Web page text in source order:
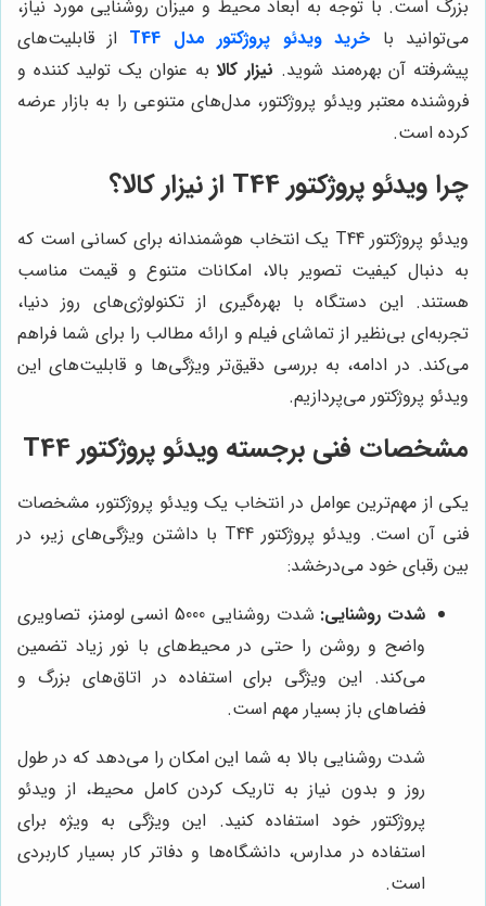
بزرگ است. با توجه به ابعاد محیط و میزان روشنایی مورد نیاز،
می‌توانید با خرید ویدئو پروژکتور مدل T44
از قابلیت‌های
پیشرفته آن بهره‌مند شوید. نیزار کالابه عنوان یک تولید کننده و
فروشنده معتبر ویدئو پروژکتور، مدل‌های متنوعی را به بازار عرضه
کرده است.
چرا ویدئو پروژکتور T44 از نیزار کالا؟
ویدئو پروژکتور T44 یک انتخاب هوشمندانه برای کسانی است که
به دنبال کیفیت تصویر بالا، امکانات متنوع و قیمت مناسب
هستند. این دستگاه با بهره‌گیری از تکنولوژی‌های روز دنیا،
تجربه‌ای بی‌نظیر از تماشای فیلم و ارائه مطالب را برای شما فراهم
می‌کند. در ادامه، به بررسی دقیق‌تر ویژگی‌ها و قابلیت‌های این
ویدئو پروژکتور می‌پردازیم.
مشخصات فنی برجسته ویدئو پروژکتور T44
یکی از مهم‌ترین عوامل در انتخاب یک ویدئو پروژکتور، مشخصات
فنی آن است. ویدئو پروژکتور T44 با داشتن ویژگی‌های زیر، در
بین رقبای خود می‌درخشد:
شدت روشنایی:
شدت روشنایی 5000 انسی لومنز، تصاویری
واضح و روشن را حتی در محیط‌های با نور زیاد تضمین
می‌کند. این ویژگی برای استفاده در اتاق‌های بزرگ و
فضاهای باز بسیار مهم است.
شدت روشنایی بالا به شما این امکان را می‌دهد که در طول
روز و بدون نیاز به تاریک کردن کامل محیط، از ویدئو
پروژکتور خود استفاده کنید. این ویژگی به ویژه برای
استفاده در مدارس، دانشگاه‌ها و دفاتر کار بسیار کاربردی
است.